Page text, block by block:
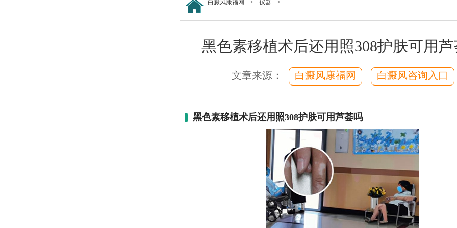
白癜风康福网 > 仪器 >
黑色素移植术后还用照308护肤可用
文章来源： 白癜风康福网 白癜风咨询入口
黑色素移植术后还用照308护肤可用芦荟吗